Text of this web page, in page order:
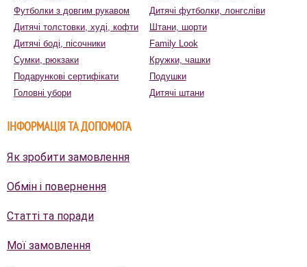
Футболки з довгим рукавом
Дитячі футболки, лонгсліви
Дитячі толстовки, худі, кофти
Штани, шорти
Дитячі боді, пісочники
Family Look
Сумки, рюкзаки
Кружки, чашки
Подарункові сертифікати
Подушки
Головні убори
Дитячі штани
ІНФОРМАЦІЯ ТА ДОПОМОГА
Як зробити замовлення
Обмін і повернення
Статті та поради
Мої замовлення